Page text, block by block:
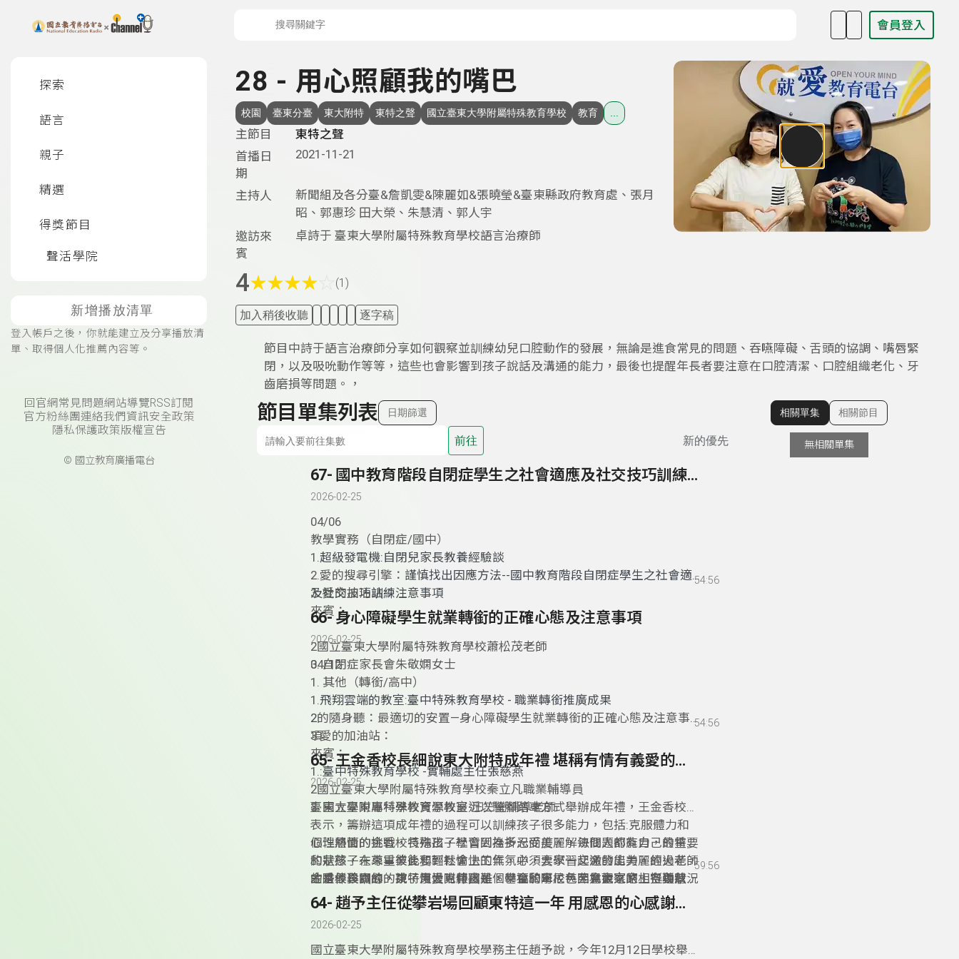
上方功能區塊 會員登入
探索
語言
親子
精選
得獎節目
聲活學院
新增播放清單
登入帳戶之後，你就能建立及分享播放清
單、取得個人化推薦內容等。
回官網常見問題網站導覽RSS訂閱
官方粉絲團連絡我們 資訊安全政策
隱私保護政策版權宣告
© 國立教育廣播電台
28 - 用心照顧我的嘴巴
校園 臺東分臺 東大附特 東特之聲 國立臺東大學附屬特殊教育學校 教育
主節目
東特之聲
首播日
期
2021-11-21
主持人
新聞組及各分臺&詹凱雯&陳麗如&張曉瑩&臺東縣政府教育處、張月
昭、郭惠珍 田大榮、朱慧清、郭人宇
邀訪來
賓
卓詩于 臺東大學附屬特殊教育學校語言治療師
4★★★★ (1)
加入稍後收聽 逐字稿
節目中詩于語言治療師分享如何觀察並訓練幼兒口腔動作的發展，無論是進食常見的問題、吞嚥障礙、舌頭的協調、嘴唇緊
閉，以及吸吮動作等等，這些也會影響到孩子說話及溝通的能力，最後也提醒年長者要注意在口腔清潔、口腔組織老化、牙
齒磨損等問題。，
節目單集列表 日期篩選
前往 新的優先
67- 國中教育階段自閉症學生之社會適應及社交技巧訓練注意事項
2026-02-25
04/06
教學實務（自閉症/國中）
1.超級發電機:自閉兒家長教養經驗談
2.愛的搜尋引擎： 謹慎找出因應方法--國中教育階段自閉症學生之社會適應
及社交技巧訓練注意事項
3. 愛的加油站：
來賓：
2國立臺東大學附屬特殊教育學校蕭松茂老師
3. 自閉症家長會朱敬嫻女士
54:56
66- 身心障礙學生就業轉銜的正確心態及注意事項
2026-02-25
04/12
1. 其他（轉銜/高中）
1.飛翔雲端的教室:臺中特殊教育學校 - 職業轉銜推廣成果
2的隨身聽：最適切的安置—身心障礙學生就業轉銜的正確心態及注意事
項
3.愛的加油站：
來賓：
1.:臺中特殊教育學校 -實輔處主任張慈燕
2國立臺東大學附屬特殊教育學校秦立凡職業輔導員
3. 國立臺東專科學校資源教室 汪竺瑩輔導老師
54:56
65- 王金香校長細說東大附特成年禮 堪稱有情有義愛的連結
2026-02-25
臺東大學附屬特殊教育學校最近以騎腳踏車方式舉辦成年禮，王金香校長
表示，籌辦這項成年禮的過程可以訓練孩子很多能力，包括:克服體力和
心理層面的挑戰，特殊孩子學習到挫折忍受度、解決問題的能力，最重要
的是孩子未來畢業後要到社會上工作，必須要學習交通的能力，經過老師
的陪伴與訓練，孩子慢慢克服困難，學會騎車，甚至會觀察路上各種狀況
而做出正確的反應。
個性熱情的金香校長指出，社會因為多元而美麗，每個人都有自己的特色
和狀態，在尊重彼此和輕鬆愉快的氣氛中，大家一起激發出美麗的火花，
才是最珍貴的，東特用愛陪伴孩子，甚至和阿尼色弗兒童之家、空勤總
隊、體中以及一些社福單位都有很良善的互動，這些美好的相挺讓活動不
只是一項單純的騎車活動，而是有情有義愛的連結。
金香校長開心的說，東大附特真是個幸福的學校，因為大家的相挺與幫
忙，每個環節都有人自動補位，使得整場成年禮活動非常順利的進行，即
使汗水淋漓，然而每個人的臉上都掛滿笑容。
59:56
64- 趙予主任從攀岩場回顧東特這一年 用感恩的心感謝一切
2026-02-25
國立臺東大學附屬特殊教育學校學務主任趙予說，今年12月12日學校舉行
顯示相關單集
相關單集 相關節目
無相關單集